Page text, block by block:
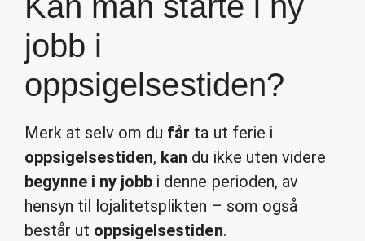
jobb i
oppsigelsestiden?
Merk at selv om du får ta ut ferie i
oppsigelsestiden, kan du ikke uten videre
begynne i ny jobb i denne perioden, av
hensyn til lojalitetsplikten – som også
består ut oppsigelsestiden.